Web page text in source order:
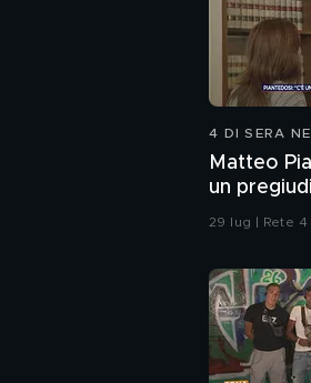
4 DI SERA
Matteo
un
confronti
29 lug | Rete 4